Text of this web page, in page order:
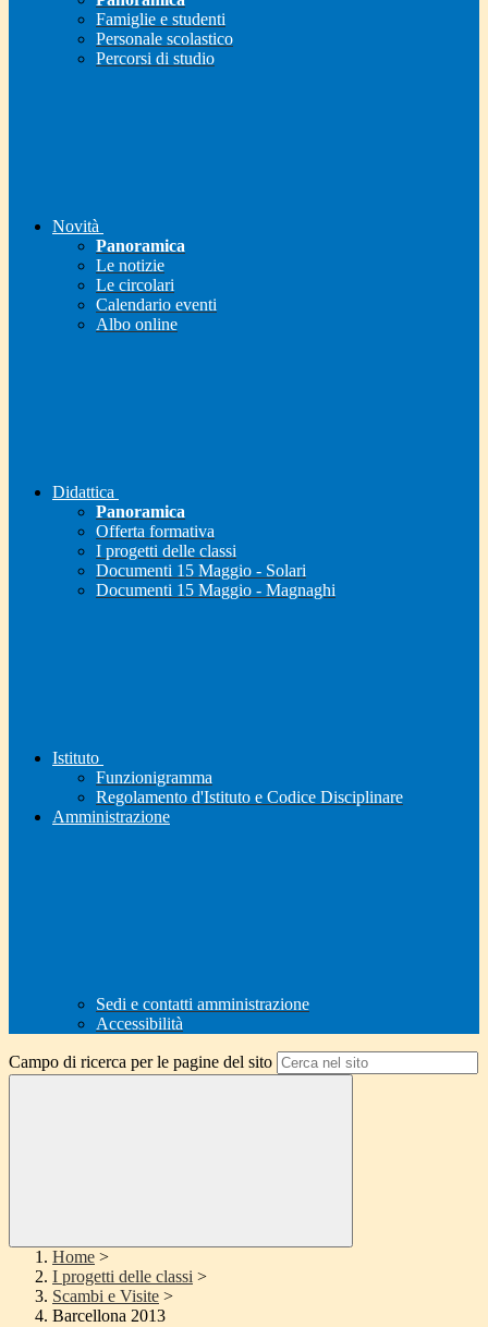
Famiglie e studenti
Personale scolastico
Percorsi di studio
Novità
Panoramica
Le notizie
Le circolari
Calendario eventi
Albo online
Didattica
Panoramica
Offerta formativa
I progetti delle classi
Documenti 15 Maggio - Solari
Documenti 15 Maggio - Magnaghi
Istituto
Funzionigramma
Regolamento d'Istituto e Codice Disciplinare
Amministrazione
Sedi e contatti amministrazione
Accessibilità
Campo di ricerca per le pagine del sito
Home >
I progetti delle classi >
Scambi e Visite >
Barcellona 2013